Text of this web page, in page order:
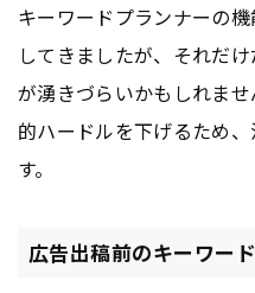
キーワードプランナーの
してきましたが、それだ
が湧きづらいかもしれま
的ハードルを下げるため
す。
広告出稿前のキーワー